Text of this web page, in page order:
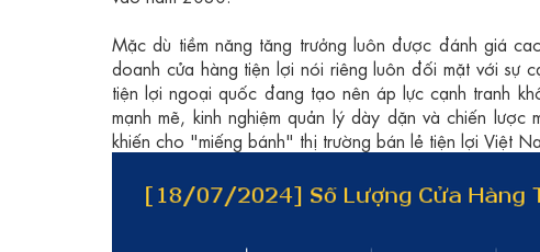
Mặc dù tiềm năng tăng trưởng luôn được đánh giá
doanh cửa hàng tiện lợi nói riêng luôn đối mặt với sự
tiện lợi ngoại quốc đang tạo nên áp lực cạnh tranh
mạnh mẽ, kinh nghiệm quản lý dày dặn và chiến
khiến cho "miếng bánh" thị trường bán lẻ tiện lợi Việt